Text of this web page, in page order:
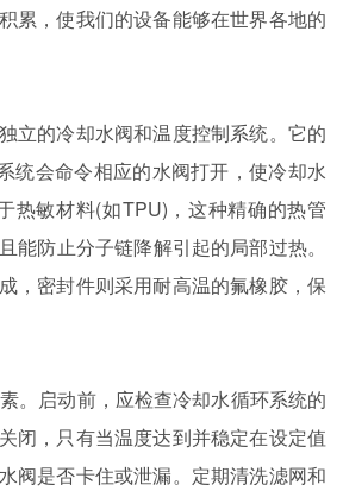
累，使我们的设备能够在世界各地的
立的冷却水阀和温度控制系统。它的
统会命令相应的水阀打开，使冷却水
热敏材料(如TPU)，这种精确的热管
防止分子链降解引起的局部过热。
，密封件则采用耐高温的氟橡胶，保
。启动前，应检查冷却水循环系统的
闭，只有当温度达到并稳定在设定值
阀是否卡住或泄漏。定期清洗滤网和